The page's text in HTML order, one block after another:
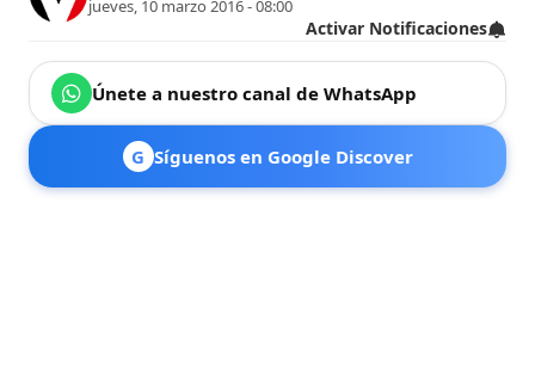
jueves, 10 marzo 2016 - 08:00
Activar Notificaciones
Únete a nuestro canal de WhatsApp
G Síguenos en Google Discover